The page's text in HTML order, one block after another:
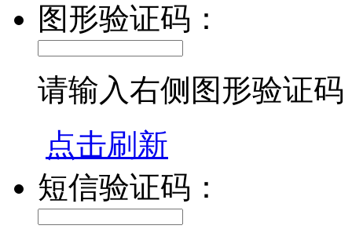
图形验证码：
请输入右侧图形验证码
点击刷新
短信验证码：